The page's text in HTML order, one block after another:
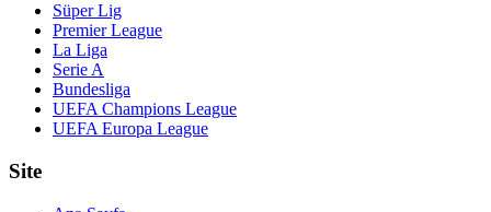
Süper Lig
Premier League
La Liga
Serie A
Bundesliga
UEFA Champions League
UEFA Europa League
Site